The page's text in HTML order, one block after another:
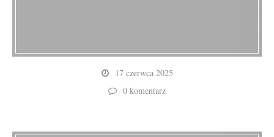
17 czerwca 2025
0 komentarz